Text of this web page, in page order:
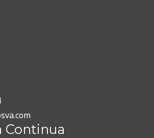
Continua